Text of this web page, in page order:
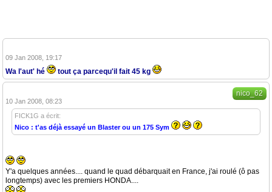
09 Jan 2008, 19:17
Wa l'aut' hé tout ça parcequ'il fait 45 kg
nico_62
10 Jan 2008, 08:23
FICK1G a écrit:
Nico : t'as déjà essayé un Blaster ou un 175 Sym
Y'a quelques années.... quand le quad débarquait en France, j'ai roulé (ô pas
longtemps) avec les premiers HONDA....